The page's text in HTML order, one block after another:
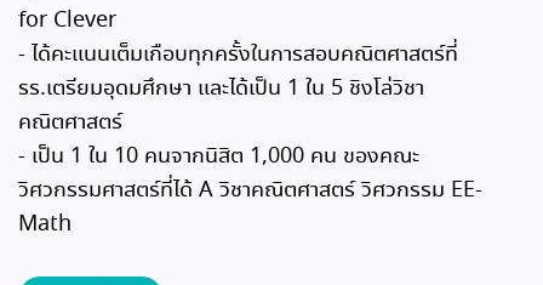
for Clever
- ได้คะแนนเต็มเกือบทุกครั้งในการสอบคณิตศาสตร์ที่
รร.เตรียมอุดมศึกษา และได้เป็น 1 ใน 5 ชิงโล่วิชา
คณิตศาสตร์
- เป็น 1 ใน 10 คนจากนิสิต 1,000 คน ของคณะ
วิศวกรรมศาสตร์ที่ได้ A วิชาคณิตศาสตร์ วิศวกรรม EE-
Math